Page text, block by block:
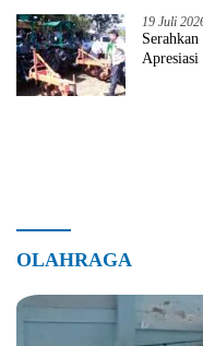
19 Juli
Apresiasi
OLAHRAGA